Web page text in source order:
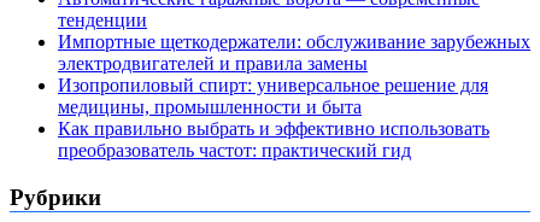
тенденции
Импортные щеткодержатели: обслуживание зарубежных
электродвигателей и правила замены
Изопропиловый спирт: универсальное решение для
медицины, промышленности и быта
Как правильно выбрать и эффективно использовать
преобразователь частот: практический гид
Рубрики